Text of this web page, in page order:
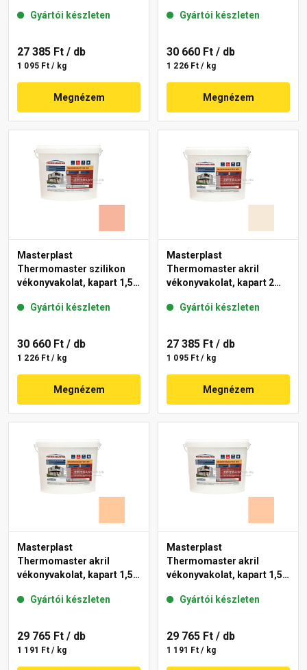
17-D 25 kg
Gyártói készleten
27 385 Ft / db
1 095 Ft / kg
Megnézem
11-C 25 kg
Gyártói készleten
30 660 Ft / db
1 226 Ft / kg
Megnézem
Masterplast
Thermomaster szilikon
vékonyvakolat, kapart 1,5
Gyártói készleten
30 660 Ft / db
1 226 Ft / kg
Megnézem
Masterplast
Thermomaster akril
vékonyvakolat, kapart 2
Gyártói készleten
27 385 Ft / db
1 095 Ft / kg
Megnézem
Masterplast
Thermomaster akril
vékonyvakolat, kapart 1,5
Gyártói készleten
29 765 Ft / db
1 191 Ft / kg
Masterplast
Thermomaster akril
vékonyvakolat, kapart 1,5
Gyártói készleten
29 765 Ft / db
1 191 Ft / kg